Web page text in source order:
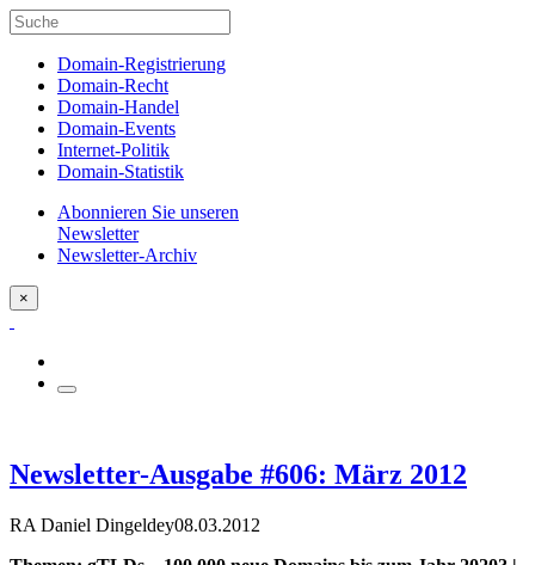
Domain-Registrierung
Domain-Recht
Domain-Handel
Domain-Events
Internet-Politik
Domain-Statistik
Abonnieren Sie unseren
Newsletter
Newsletter-Archiv
×
Newsletter-Ausgabe #606: März 2012
RA Daniel Dingeldey08.03.2012